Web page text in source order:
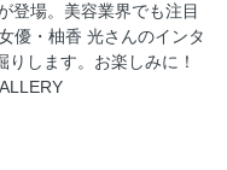
さじ加減 Magic Touch
子へ 計良宏文、進藤郁
櫻井優衣（FRUITS
登場。美容業界でも注目
優・柚香 光さんのインタ
します。お楽しみに！